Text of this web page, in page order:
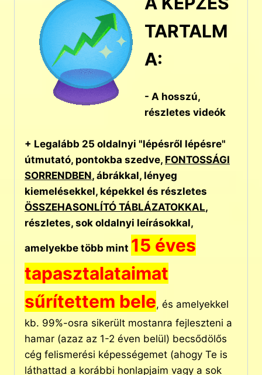
TARTALM
A:
- A hosszú,
részletes videók
+ Legalább 25 oldalnyi "lépésről lépésre"
útmutató, pontokba szedve, FONTOSSÁGI
SORRENDBEN, ábrákkal, lényeg
kiemelésekkel, képekkel és részletes
ÖSSZEHASONLÍTÓ TÁBLÁZATOKKAL,
részletes, sok oldalnyi leírásokkal,
amelyekbe több mint 15 éves
tapasztalataimat
sűrítettem bele, és amelyekkel
kb. 99%-osra sikerült mostanra fejleszteni a
hamar (azaz az 1-2 éven belül) becsődölős
cég felismerési képességemet (ahogy Te is
láthattad a korábbi honlapjaim vagy a sok